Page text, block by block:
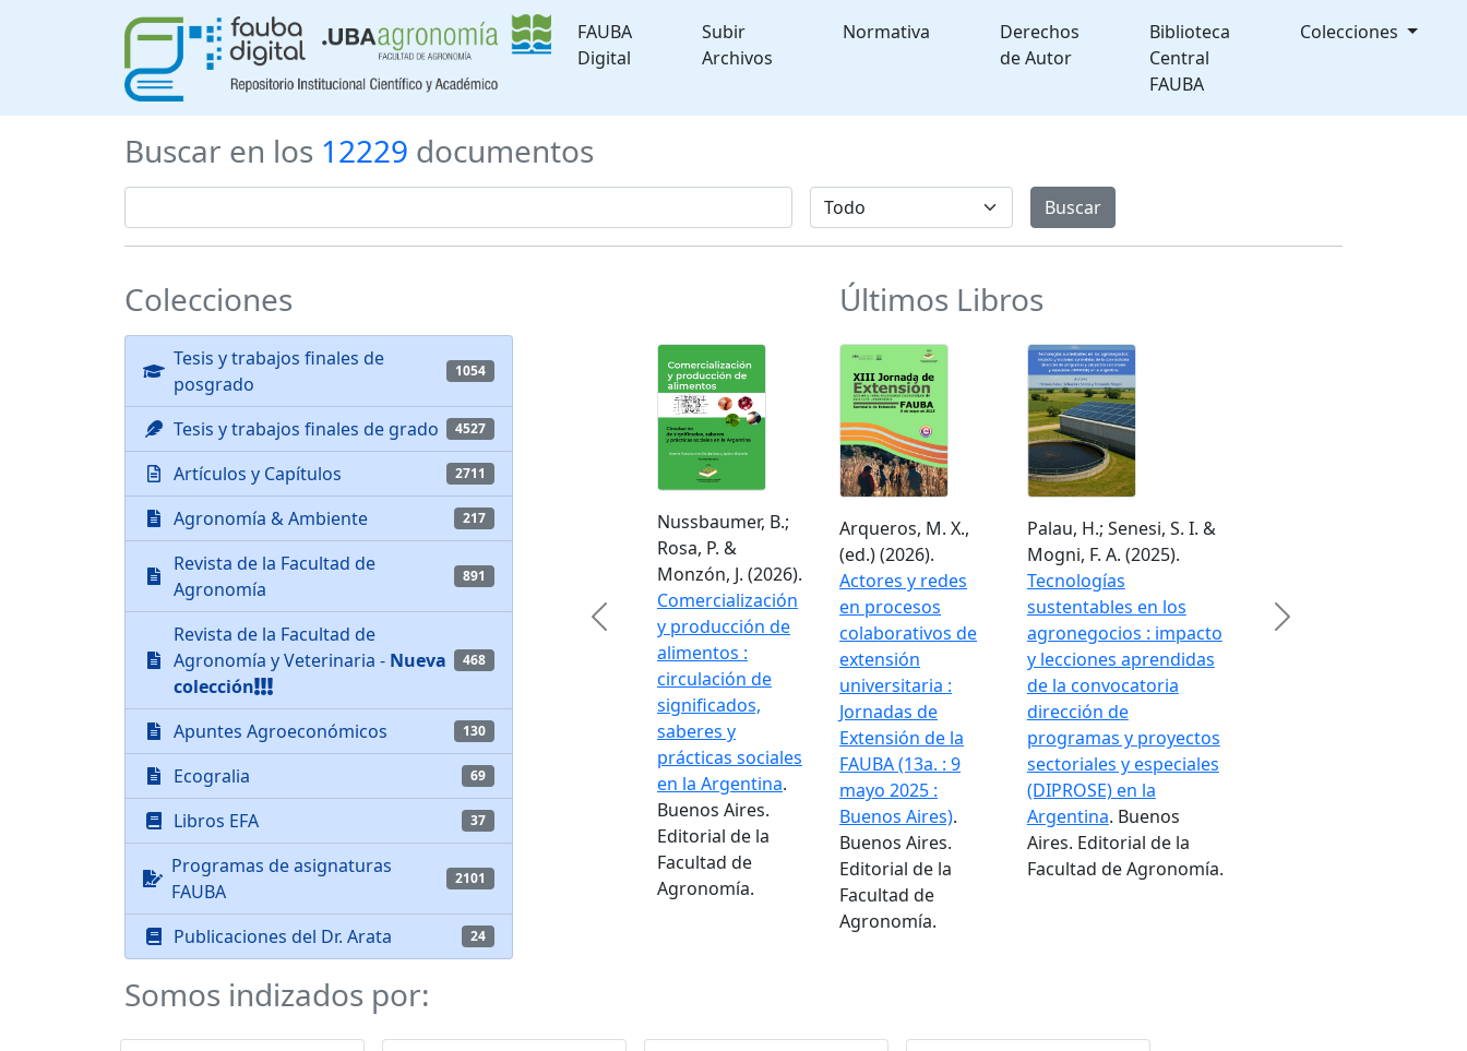
FAUBA
Digital
Subir
Archivos
Normativa
Derechos
de Autor
Biblioteca
Central
FAUBA
Colecciones
Buscar en los 12229 documentos
Colecciones
Tesis y trabajos finales de
posgrado
1054
Tesis y trabajos finales de grado 4527
Artículos y Capítulos 2711
Agronomía & Ambiente 217
Revista de la Facultad de
Agronomía
891
Revista de la Facultad de
Agronomía y Veterinaria - Nueva
colección
468
Apuntes Agroeconómicos 130
Ecogralia 69
Libros EFA 37
Programas de asignaturas
FAUBA
2101
Publicaciones del Dr. Arata 24
Últimos Libros
Nussbaumer, B.;
Rosa, P. &
Monzón, J. (2026).
Comercialización
y producción de
alimentos :
circulación de
significados,
saberes y
prácticas sociales
en la Argentina.
Buenos Aires.
Editorial de la
Facultad de
Agronomía.
Arqueros, M. X.,
(ed.) (2026).
Actores y redes
en procesos
colaborativos de
extensión
universitaria :
Jornadas de
Extensión de la
FAUBA (13a. : 9
mayo 2025 :
Buenos Aires).
Buenos Aires.
Editorial de la
Facultad de
Agronomía.
Palau, H.; Senesi, S. I. &
Mogni, F. A. (2025).
Tecnologías
sustentables en los
agronegocios : impacto
y lecciones aprendidas
de la convocatoria
dirección de
programas y proyectos
sectoriales y especiales
(DIPROSE) en la
Argentina. Buenos
Aires. Editorial de la
Facultad de Agronomía.
Previous Next
Somos indizados por: